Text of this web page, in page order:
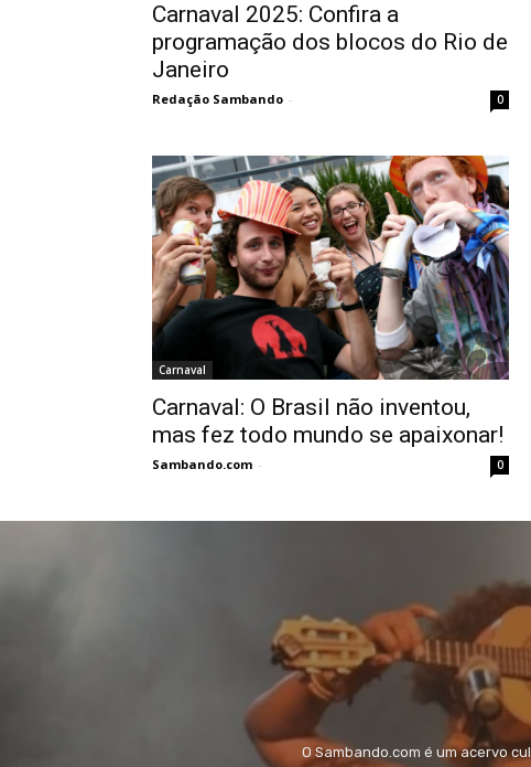
Carnaval 2025: Confira a
programação dos blocos do Rio de
Janeiro
Redação Sambando - 0
Carnaval
Carnaval: O Brasil não inventou,
mas fez todo mundo se apaixonar!
Sambando.com - 0
O Sambando.com é um acervo